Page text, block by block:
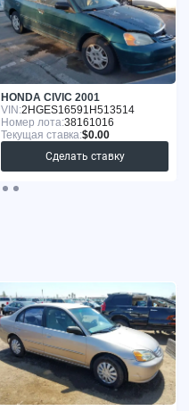
HONDA CIVIC 2001
VIN:2HGES16591H513514
Номер лота:38161016
Текущая ставка:$0.00
Сделать ставку